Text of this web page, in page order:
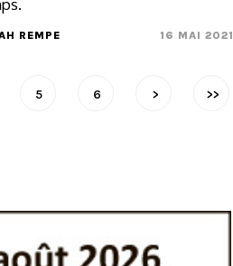
REMPE 16 MAI 2021
5 6 > >>